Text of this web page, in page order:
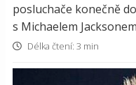
posluchače konečně
s Michaelem
Délka čtení: 3 min